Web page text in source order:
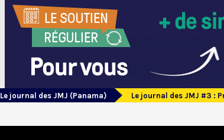
Le journal des JMJ (Panama) Le journal des JMJ #3 :